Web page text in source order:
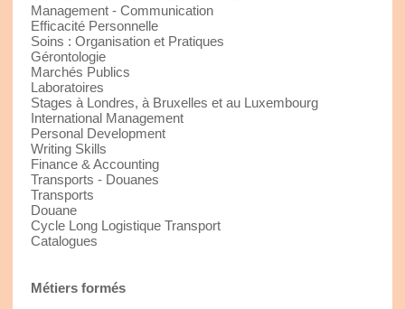
Management - Communication
Efficacité Personnelle
Soins : Organisation et Pratiques
Gérontologie
Marchés Publics
Laboratoires
Stages à Londres, à Bruxelles et au Luxembourg
International Management
Personal Development
Writing Skills
Finance & Accounting
Transports - Douanes
Transports
Douane
Cycle Long Logistique Transport
Catalogues
Métiers formés